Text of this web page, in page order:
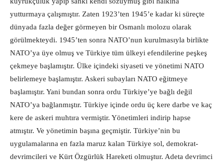
yutturmaya çalışmıştır. Zaten 1923’ten 1945’e kadar ki süreçte
dünyada fazla değer görmeyen bir Osmanlı molozu olarak
görülmekteydi. 1945’ten sonra NATO’nun kurulmasıyla birlikte
NATO’ya üye olmuş ve Türkiye tüm ülkeyi efendilerine peşkeş
çekmeye başlamıştır. Ülke içindeki siyaseti ve yönetimi NATO
belirlemeye başlamıştır. Askeri subayları NATO eğitmeye
başlamıştır. Yani bundan sonra ordu Türkiye’ye bağlı değil
NATO’ya bağlanmıştır. Türkiye içinde ordu üç kere darbe ve kaç
kere de askeri muhtıra vermiştir. Yönetimleri indirip hapse
atmıştır. Ve yönetimin başına geçmiştir. Türkiye’nin bu
uygulamalarına en fazla maruz kalan Türkiye sol, demokrat-
devrimcileri ve Kürt Özgürlük Hareketi olmuştur. Adeta devrimci